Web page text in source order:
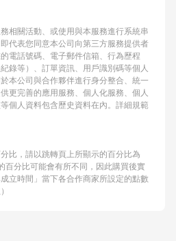
相關活動、或使用與本服務進行系統串
代表您同意本公司向第三方服務提供者
電話號碼、電子郵件信箱、行為歷程
錄等）、訂單資訊、用戶識別碼等個人
本公司與合作夥伴進行身分整合、統一
更完善的應用服務、個人化服務、個人
個人資料包含歷史資料在內。詳細規範
比，請以跳轉頁上所顯示的百分比為
百分比可能會有所不同，因此購買後實
立時間」當下各合作商家所設定的點數